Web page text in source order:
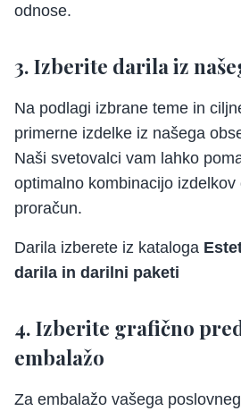
odnose.
3. Izberite darila iz
Na podlagi izbrane teme in
primerne izdelke iz našega
Naši svetovalci vam lahko
optimalno kombinacijo izdelkov
proračun.
Darila izberete iz kataloga
darila in darilni paketi
4. Izberite grafično
embalažo
Za embalažo vašega